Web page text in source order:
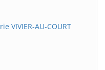
VIVIER-AU-COURT